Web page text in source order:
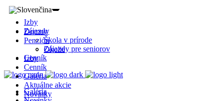
Referencie
Izby
Zájazdy
Škola v prírode
Zájazdy pre seniorov
Cenník
Galéria
Domov
Penzión
Okolie
Izby
Cenník
Galéria
Aktuálne akcie
Novinky